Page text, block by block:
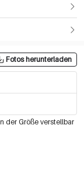
Fotos herunterladen
der Größe verstellbar